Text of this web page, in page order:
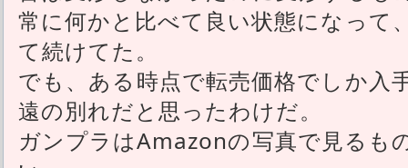
常に何かと比べて良い状態になって
て続けてた。
でも、ある時点で転売価格でしか入
遠の別れだと思ったわけだ。
ガンプラはAmazonの写真で見るも